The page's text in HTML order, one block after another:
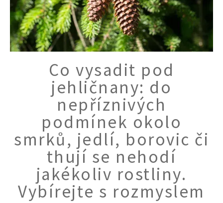
65 Kč
Objednat >
Naše krásná zahrada Speciál
Co vysadit pod
jehličnany: do
nepříznivých
podmínek okolo
smrků, jedlí, borovic či
thují se nehodí
jakékoliv rostliny.
Vybírejte s rozmyslem